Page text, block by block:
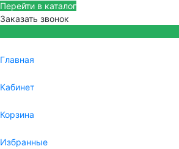
Перейти в каталог
Заказать звонок
Главная
Кабинет
Корзина
Избранные